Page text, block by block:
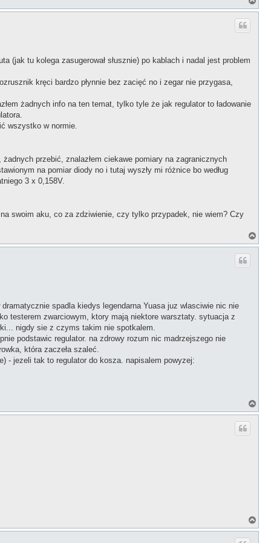
a
(jak tu kolega zasugerował słusznie) po kablach i nadal jest problem
kręci bardzo płynnie bez zacięć no i zegar nie przygasa,
żadnych info na ten temat, tylko tyle że jak regulator to ładowanie
wszystko w normie.
przebić, znalazłem ciekawe pomiary na zagranicznych
na pomiar diody no i tutaj wyszły mi różnice bo według
3 x 0,158V.
swoim aku, co za zdziwienie, czy tylko przypadek, nie wiem? Czy
a
spadla kiedys legendarna Yuasa juz wlasciwie nic nie
testerem zwarciowym, ktory mają niektore warsztaty. sytuacja z
nigdy sie z czyms takim nie spotkalem.
podstawic regulator. na zdrowy rozum nic madrzejszego nie
która zaczeła szaleć.
- jezeli tak to regulator do kosza. napisalem powyzej:
a
a